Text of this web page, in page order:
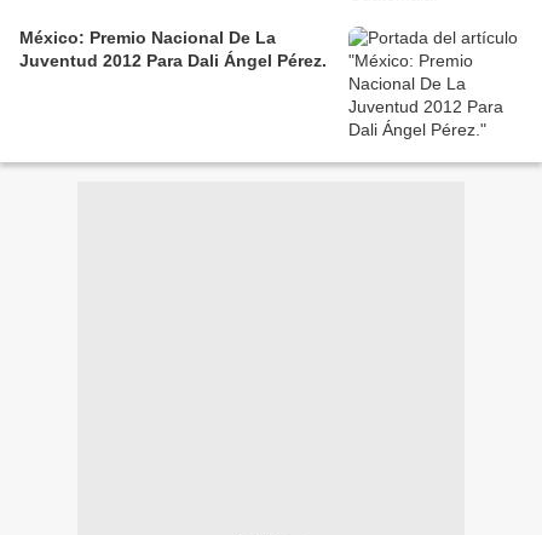
México: Premio Nacional De La
Juventud 2012 Para Dali Ángel Pérez.